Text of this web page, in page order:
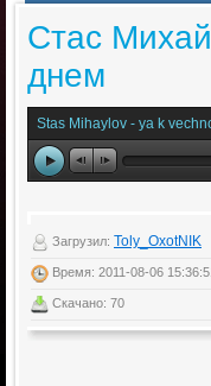
Стас
днем
Stas Mihaylov - ya k
Загрузил: Toly_OxotNIK
Время: 2011-08-06
Скачано: 70